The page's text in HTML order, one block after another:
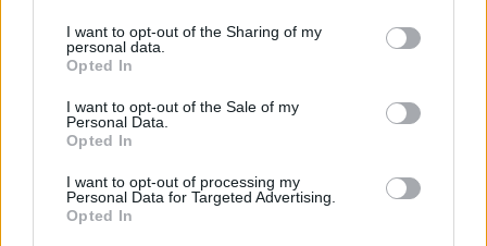
not limited to your visit or usage behaviour. You may click to
grant or deny consent to Google and its third-party tags to
use your data for below specified purposes in below Google
consent section.
I want to opt-out of the Sharing of my
personal data.
Opted In
I want to opt-out of the Sale of my
Personal Data.
Opted In
I want to opt-out of processing my
Personal Data for Targeted Advertising.
Opted In
mennek el egymás mellett köszönés nélkül a
Bérháztörténetek 01.-ben. A lakás mindenesetre
zsúfolt lesz - el kell helyeznünk a húszfős Halastó
kórust is. De hát mikor volt egy albérlet tágas?
Jöjjenek bátran - hiszen mindannyian bérlők
vagyunk.